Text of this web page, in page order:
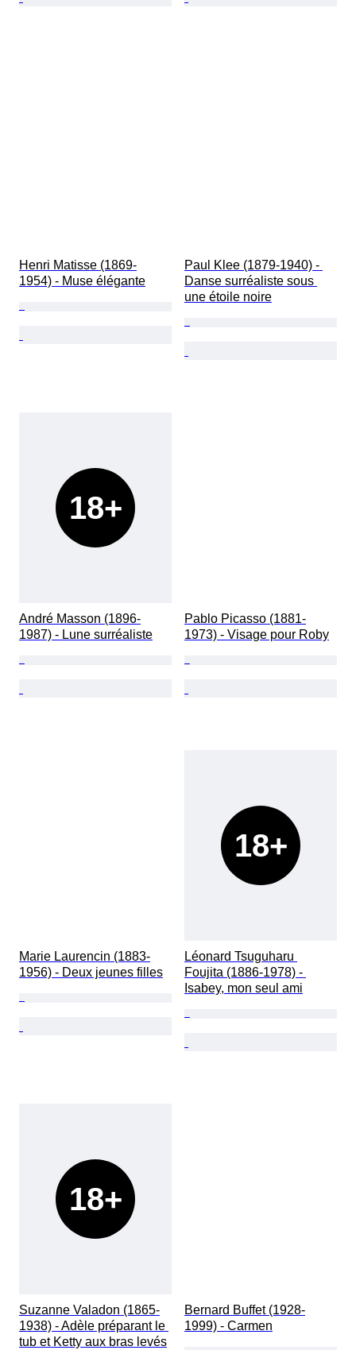
Henri Matisse (1869-
1954) - Muse élégante
Paul Klee (1879-1940) -
Danse surréaliste sous
une étoile noire
18+
André Masson (1896-
1987) - Lune surréaliste
Pablo Picasso (1881-
1973) - Visage pour Roby
Marie Laurencin (1883-
1956) - Deux jeunes filles
18+
Léonard Tsuguharu
Foujita (1886-1978) -
Isabey, mon seul ami
18+
Suzanne Valadon (1865-
1938) - Adèle préparant le
tub et Ketty aux bras levés
Bernard Buffet (1928-
1999) - Carmen